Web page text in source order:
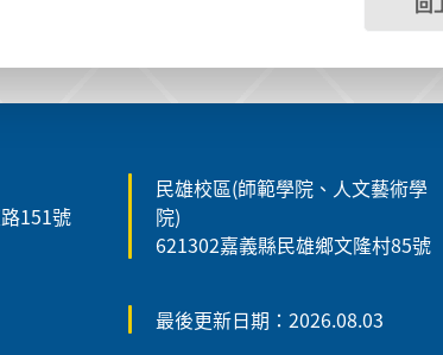
151號
民雄校區(師範學院、人文藝術學
院)
621302嘉義縣民雄鄉文隆村85號
最後更新日期：2026.08.03